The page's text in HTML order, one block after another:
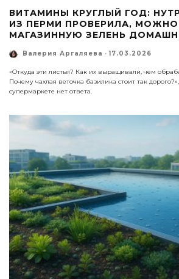
ВИТАМИНЫ КРУГЛЫЙ ГОД:
ИЗ ПЕРМИ ПРОВЕРИЛА,
МАГАЗИННУЮ ЗЕЛЕНЬ
Валерия Аргаляева · 17.03.2026
«Откуда эти листья? Как их выращивали, чем
Почему чахлая веточка базилика стоит так
супермаркете нет ответа.